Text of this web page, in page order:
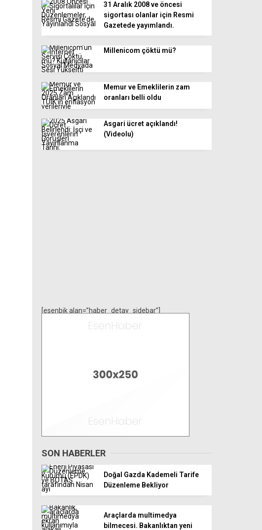
31 Aralık 2008 ve öncesi
sigortası olanlar için Resmi
Gazetede yayımlandı.
Millenicom çöktü mü?
Memur ve Emeklilerin zam
oranları belli oldu
Asgari ücret açıklandı!
(Videolu)
[esenbik alan=”haber_detay_sidebar”]
SON HABERLER
Doğal Gazda Kademeli Tarife
Düzenleme Bekliyor
Araçlarda multimedya
bilmecesi. Bakanlıktan yeni